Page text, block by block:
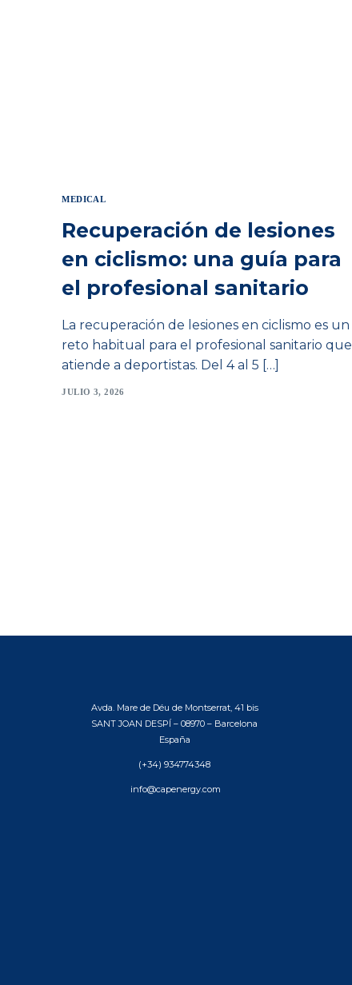
MEDICAL
Recuperación de lesiones
en ciclismo: una guía para
el profesional sanitario
La recuperación de lesiones en ciclismo es un
reto habitual para el profesional sanitario que
atiende a deportistas. Del 4 al 5 […]
JULIO 3, 2026
Avda. Mare de Déu de Montserrat, 41 bis
SANT JOAN DESPÍ – 08970 – Barcelona
España
(+34) 934774348
info@capenergy.com